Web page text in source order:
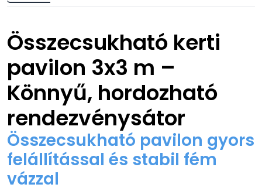
Összecsukható kerti
pavilon 3x3 m –
Könnyű, hordozható
rendezvénysátor
Összecsukható pavilon gyors
felállítással és stabil fém
vázzal